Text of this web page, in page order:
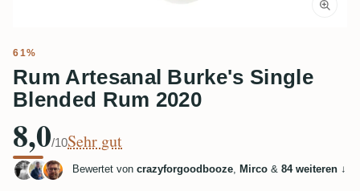
61%
Rum Artesanal Burke's Single
Blended Rum 2020
8,0/10Sehr gut
Bewertet von crazyforgoodbooze, Mirco & 84 weiteren ↓